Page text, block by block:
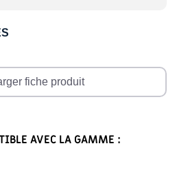
fiche produit
AVEC LA GAMME :